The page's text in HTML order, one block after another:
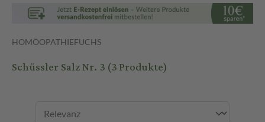
HOMÖOPATHIEFUCHS
Schüssler Salz Nr. 3(3 Produkte)